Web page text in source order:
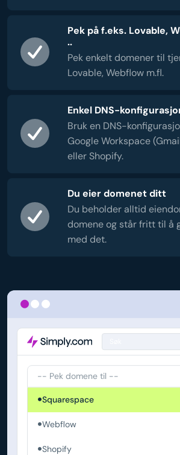
Pek på f.eks. Lovable,
..
Pek enkelt domener til
Lovable, Webflow m.fl.
Enkel DNS-
Bruk en DNS-
Google Workspace
eller Shopify.
Du eier domenet ditt
Du beholder alltid
domene og står fritt til å
med det.
-- Pek domene til --
Squarespace
Webflow
Shopify